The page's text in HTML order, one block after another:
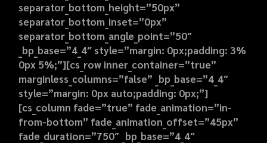
separator_bottom_height=”50px”
separator_bottom_inset=”0px”
separator_bottom_angle_point=”50″
_bp_base=”4_4″ style=”margin: 0px;padding: 3%
0px 5%;”][cs_row inner_container=”true”
marginless_columns=”false” _bp_base=”4_4″
style=”margin: 0px auto;padding: 0px;”]
[cs_column fade=”true” fade_animation=”in-
from-bottom” fade_animation_offset=”45px”
fade_duration=”750″ _bp_base=”4_4″